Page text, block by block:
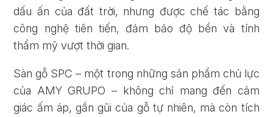
dấu ấn của đất trời, nhưng được chế tác bằng
công nghệ tiên tiến, đảm bảo độ bền và tính
thẩm mỹ vượt thời gian.
Sàn gỗ SPC – một trong những sản phẩm chủ lực
của AMY GRUPO – không chỉ mang đến cảm
giác ấm áp, gần gũi của gỗ tự nhiên, mà còn tích